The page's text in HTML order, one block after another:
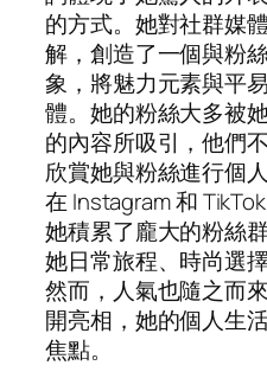
的方式。她對社群媒
解，創造了一個與粉
象，將魅力元素與平
體。她的粉絲大多被
的內容所吸引，他們
欣賞她與粉絲進行個
在 Instagram 和
她積累了龐大的粉絲
她日常旅程、時尚選
然而，人氣也隨之而
開亮相，她的個人生
焦點。